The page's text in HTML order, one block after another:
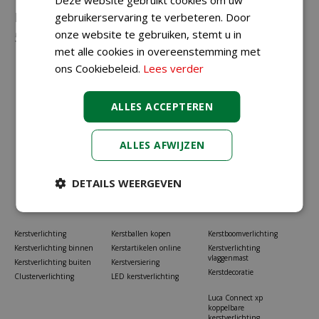
Neem gerust contact met ons op via023-
5581528ofinfo@koopkerstverlichting.nl
Kerstverlichting
Kerstverlichting binnen
Kerstverlichting buiten
Clusterverlichting
Kerstballen kopen
Kerstartikelen online
Kerstversiering
LED kerstverlichting
Kerstboomverlichting
Kerstverlichting
vlaggenmast
Kerstdecoratie
Luca Connect xp
koppelbare
gebruikerservaring te verbeteren. Door
onze website te gebruiken, stemt u in
met alle cookies in overeenstemming met
ons Cookiebeleid. Lees verder
ALLES ACCEPTEREN
ALLES AFWIJZEN
DETAILS WEERGEVEN